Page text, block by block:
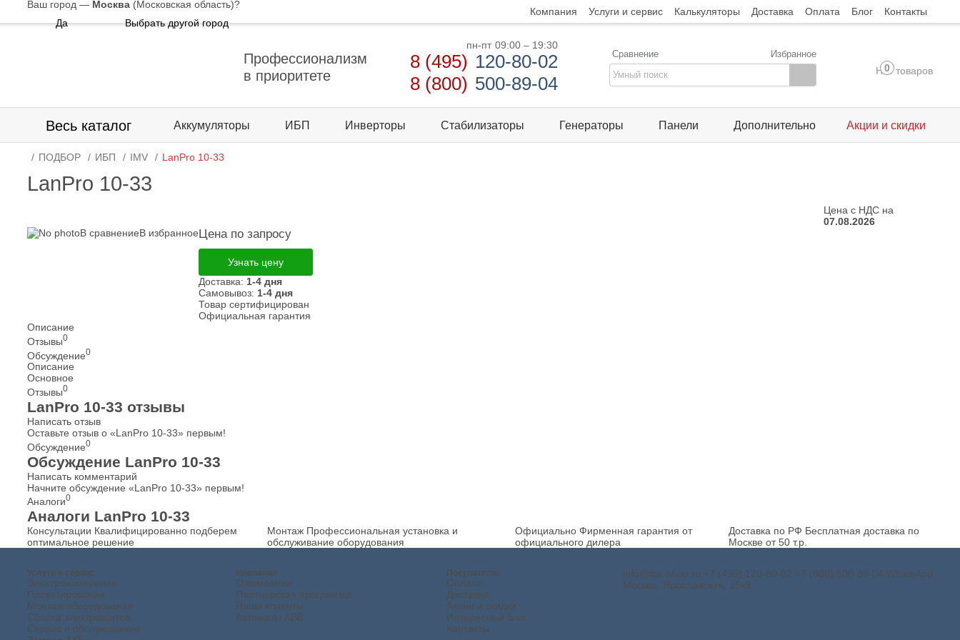
Ваш город — Москва (Московская область)?
Да
Выбрать другой город
Компания Услуги и сервис Калькуляторы Доставка Оплата Блог Контакты
Профессионализм
в приоритете
пн-пт 09:00 – 19:30
8 (495) 120-80-02
8 (800) 500-89-04
Сравнение Избранное
0
Нет товаров
Весь каталог Аккумуляторы ИБП Инверторы Стабилизаторы Генераторы Панели Дополнительно Акции и скидки
ПОДБОР ИБП IMV LanPro 10-33
LanPro 10-33
Цена с НДС на
07.08.2026
В сравнениеВ избранноеЦена по запросу
Узнать цену
Доставка: 1-4 дня
Самовывоз: 1-4 дня
Товар сертифицирован
Официальная гарантия
Описание
Отзывы0
Обсуждение0
Описание
Основное
Отзывы0
LanPro 10-33 отзывы
Написать отзыв
Оставьте отзыв о «LanPro 10-33» первым!
Обсуждение0
Обсуждение LanPro 10-33
Написать комментарий
Начните обсуждение «LanPro 10-33» первым!
Аналоги0
Аналоги LanPro 10-33
Консультации Квалифицированно подберем
оптимальное решение
Монтаж Профессиональная установка и
обслуживание оборудования
Официально Фирменная гарантия от
официального дилера
Доставка по РФ Бесплатная доставка по
Москве от 50 т.р.
Услуги и сервис
Электроизмерения
Проектирование
Монтаж оборудования
Сборка электрощитов
Сервис и обслуживание
Компания
О компании
Партнерская программа
Наши клиенты
Автоматы ABB
Покупателю
Оплата
Доставка
Акции и скидки
Интересный блог
Контакты
info@tok-shop.ru +7 (495) 120-80-02 +7 (800) 500-89-04 WhatsApp
Москва, Ярославская, 15к3